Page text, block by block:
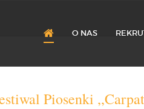
O NAS
Piosenki